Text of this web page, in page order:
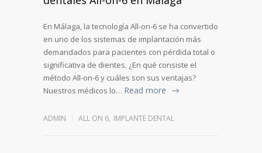
En Málaga, la tecnología All-on-6 se ha convertido
en uno de los sistemas de implantación más
demandados para pacientes con pérdida total o
significativa de dientes. ¿En qué consiste el
método All-on-6 y cuáles son sus ventajas?
Nuestros médicos lo… Read more
ADMIN ALL ON 6, IMPLANTE DENTAL